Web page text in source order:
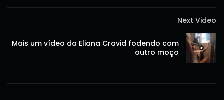
Next Video
Mais um vídeo da Eliana Cravid fodendo com
outro moço